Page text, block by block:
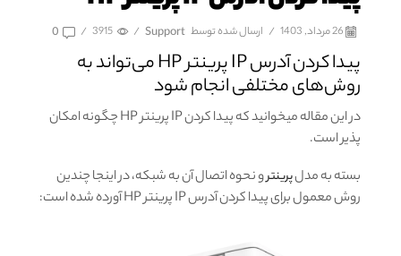
/ ارسال شده توسط Support
/
3915
/
0
پیدا کردن آدرس IP پرینتر HP می‌تواند به
روش‌های مختلفی انجام شود
در این مقاله میخوانید که پیدا کردن IP پرینتر HP چگونه امکان
پذیر است.
بسته به مدلپرینترو نحوه اتصال آن به شبکه، در اینجا چندین
روش معمول برای پیدا کردن آدرس IP پرینتر HP آورده شده است: